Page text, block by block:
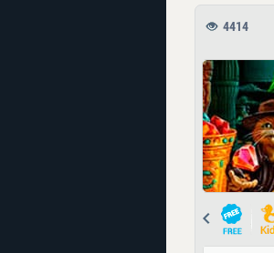
4414
Prev